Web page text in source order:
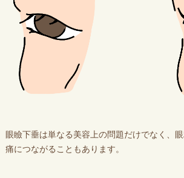
眼瞼下垂は単なる美容上の問題だけでなく、
痛につながることもあります。